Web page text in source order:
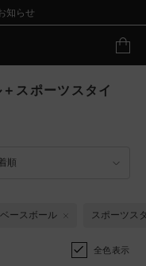
知らせ
スポーツスタイ
順
ベースボール スポーツス
全色表示